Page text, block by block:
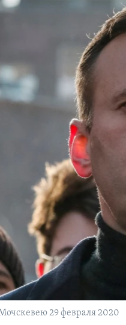
29 февраля 2020